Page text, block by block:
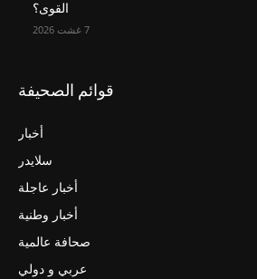
القوى؟
7 غشت 2026
قوائم الصحيفة
أخبار
سلايدر
أخبار عاجلة
أخبار وطنية
صحافة عالمية
عربي و دولي